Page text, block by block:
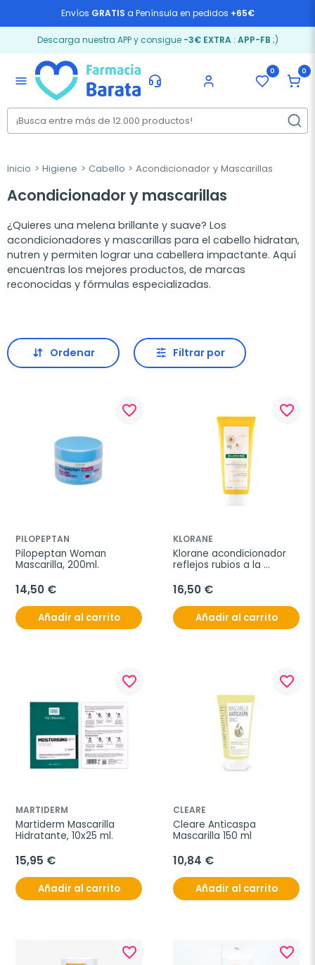
Envíos GRATIS a Península en pedidos +65€
Descarga nuestra APP y consigue -3€ EXTRA: APP-FB ;)
menu
0 0
Inicio Higiene Cabello Acondicionador y Mascarillas
Acondicionador y mascarillas
¿Quieres una melena brillante y suave? Los
acondicionadores y mascarillas para el cabello hidratan,
nutren y permiten lograr una cabellera impactante. Aquí
encuentras los mejores productos, de marcas
reconocidas y fórmulas especializadas.
Ordenar Filtrar por
favorite_border
PILOPEPTAN
Pilopeptan Woman
Mascarilla, 200ml.
14,50 €
Añadir al carrito
favorite_border
KLORANE
Klorane acondicionador
reflejos rubios a la
16,50 €
Añadir al carrito
favorite_border
MARTIDERM
Martiderm Mascarilla
Hidratante, 10x25 ml.
15,95 €
Añadir al carrito
favorite_border
CLEARE
Cleare Anticaspa
Mascarilla 150 ml
10,84 €
Añadir al carrito
favorite_border favorite_border